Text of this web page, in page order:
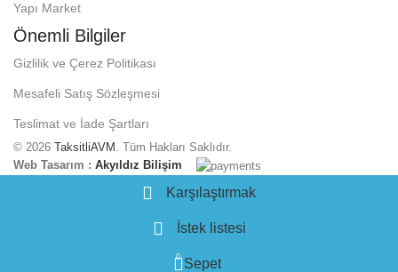
Yapı Market
Önemli Bilgiler
Gizlilik ve Çerez Politikası
Mesafeli Satış Sözleşmesi
Teslimat ve İade Şartları
© 2026 TaksitliAVM . Tüm Hakları Saklıdır.
Web Tasarım : Akyıldız Bilişim
Karşılaştırmak
İstek listesi
0 Sepet